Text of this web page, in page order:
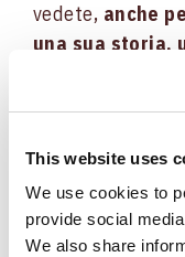
This website uses
We use cookies to
provide social
We also share
vedete, anche
una sua storia,
Altre due
condividere
“questione di
persone e di